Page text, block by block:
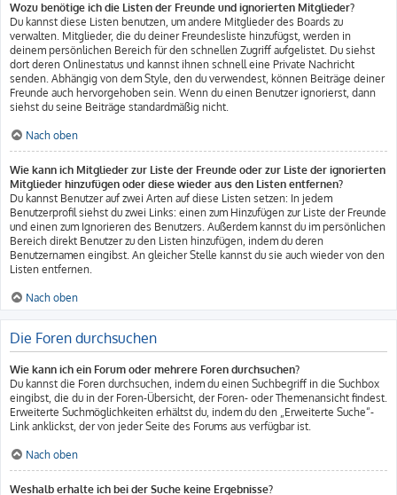
Wozu benötige ich die Listen der Freunde und ignorierten Mitglieder?
Du kannst diese Listen benutzen, um andere Mitglieder des Boards zu
verwalten. Mitglieder, die du deiner Freundesliste hinzufügst, werden in
deinem persönlichen Bereich für den schnellen Zugriff aufgelistet. Du siehst
dort deren Onlinestatus und kannst ihnen schnell eine Private Nachricht
senden. Abhängig von dem Style, den du verwendest, können Beiträge deiner
Freunde auch hervorgehoben sein. Wenn du einen Benutzer ignorierst, dann
siehst du seine Beiträge standardmäßig nicht.
Nach oben
Wie kann ich Mitglieder zur Liste der Freunde oder zur Liste der ignorierten
Mitglieder hinzufügen oder diese wieder aus den Listen entfernen?
Du kannst Benutzer auf zwei Arten auf diese Listen setzen: In jedem
Benutzerprofil siehst du zwei Links: einen zum Hinzufügen zur Liste der Freunde
und einen zum Ignorieren des Benutzers. Außerdem kannst du im persönlichen
Bereich direkt Benutzer zu den Listen hinzufügen, indem du deren
Benutzernamen eingibst. An gleicher Stelle kannst du sie auch wieder von den
Listen entfernen.
Nach oben
Die Foren durchsuchen
Wie kann ich ein Forum oder mehrere Foren durchsuchen?
Du kannst die Foren durchsuchen, indem du einen Suchbegriff in die Suchbox
eingibst, die du in der Foren-Übersicht, der Foren- oder Themenansicht findest.
Erweiterte Suchmöglichkeiten erhältst du, indem du den „Erweiterte Suche“-
Link anklickst, der von jeder Seite des Forums aus verfügbar ist.
Nach oben
Weshalb erhalte ich bei der Suche keine Ergebnisse?